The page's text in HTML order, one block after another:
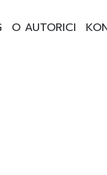
O AUTORICI